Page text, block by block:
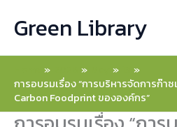
Green Library
การอบรมเรื่อง “การบริหารจัดการก๊าซ
Carbon Foodprint ขององค์กร”